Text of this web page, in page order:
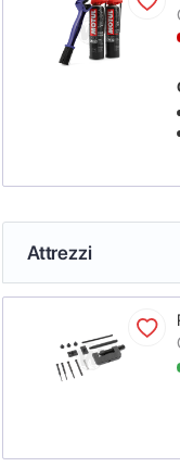
Attrezzi